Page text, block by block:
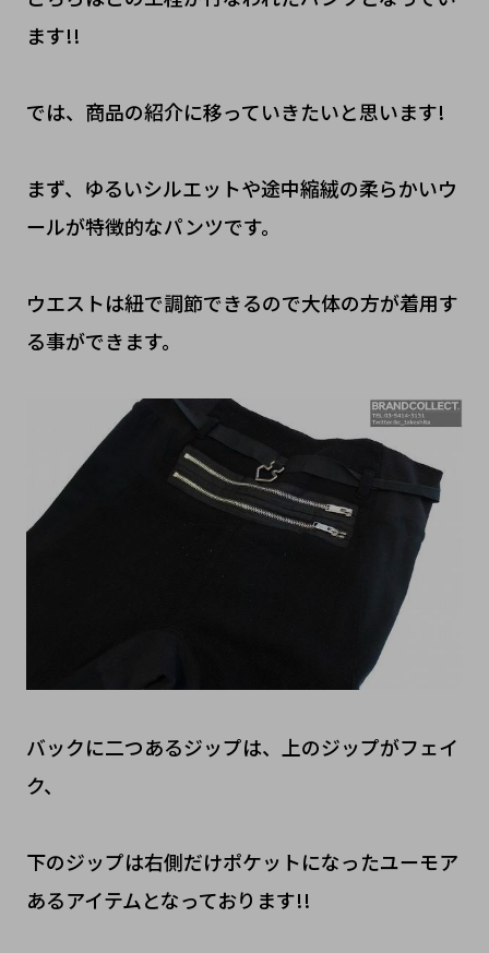
ます!!
では、商品の紹介に移っていきたいと思います!
まず、ゆるいシルエットや途中縮絨の柔らかいウ
ールが特徴的なパンツです。
ウエストは紐で調節できるので大体の方が着用す
る事ができます。
バックに二つあるジップは、上のジップがフェイ
ク、
下のジップは右側だけポケットになったユーモア
あるアイテムとなっております!!